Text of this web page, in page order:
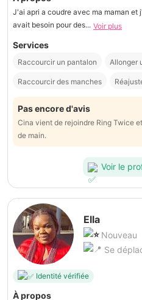
J'ai apri a coudre avec ma maman et
avait besoin pour des... Voir plus
Services
Raccourcir un pantalon Allonger
Raccourcir des manches
Pas encore d'avis
Cina vient de rejoindre Ring Twice
de main.
Voir le
Ella
Nouveau
Se
Identité vérifiée
À propos